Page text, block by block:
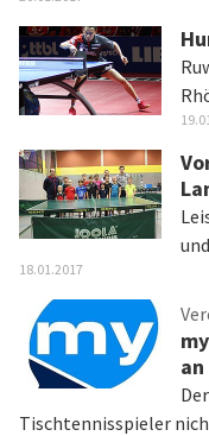
18.01.2017
Tischtennisspieler